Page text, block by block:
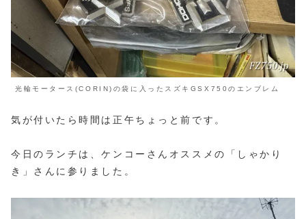
光輪モータース(CORIN)の袋に入ったスズキGSX750のエンブレム
気が付いたら時間は正午ちょっと前です。
今日のランチは、ケンコーさんオススメの「しゃかり
き」さんに参りました。